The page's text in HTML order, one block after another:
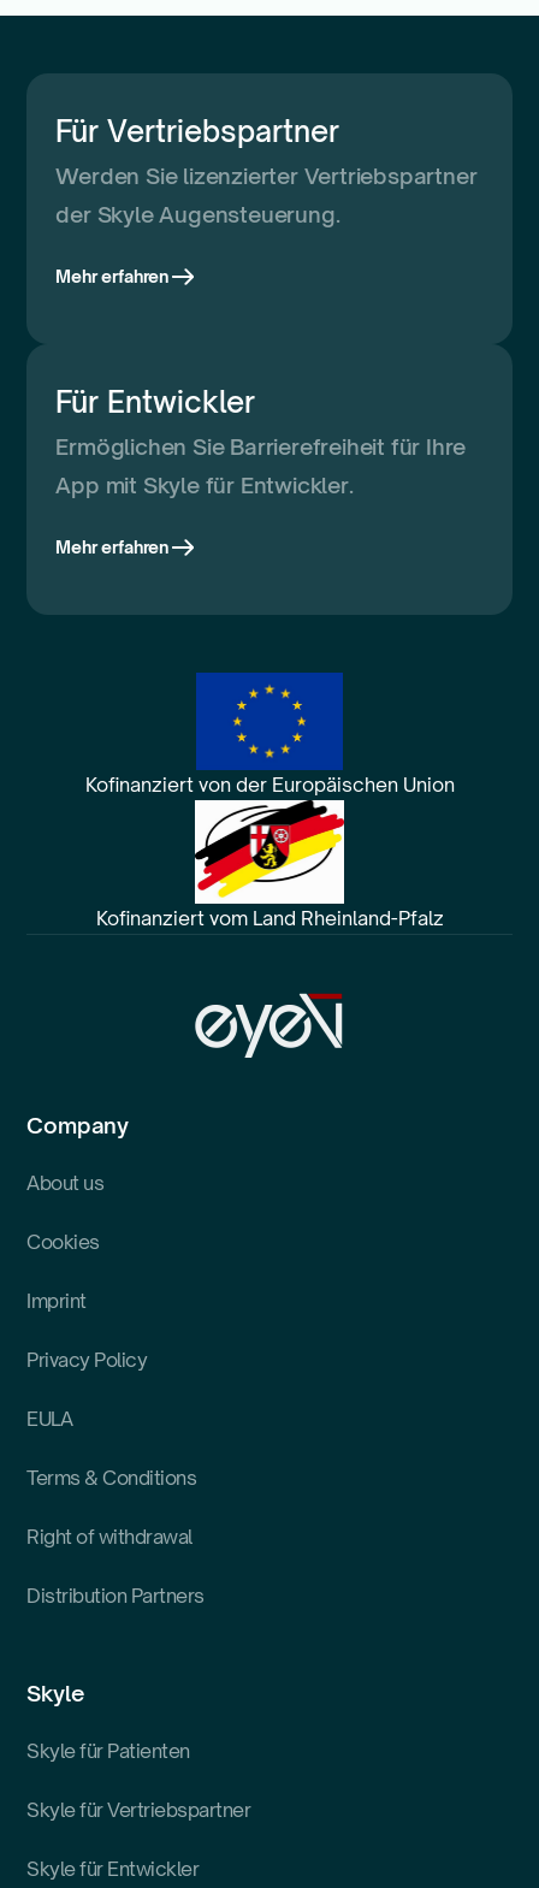
Für Vertriebspartner
Werden Sie lizenzierter Vertriebspartner
der Skyle Augensteuerung.
Mehr erfahren
Für Entwickler
Ermöglichen Sie Barrierefreiheit für Ihre
App mit Skyle für Entwickler.
Mehr erfahren
Kofinanziert von der Europäischen Union
Kofinanziert vom Land Rheinland-Pfalz
Company
About us
Cookies
Imprint
Privacy Policy
EULA
Terms & Conditions
Right of withdrawal
Distribution Partners
Skyle
Skyle für Patienten
Skyle für Vertriebspartner
Skyle für Entwickler